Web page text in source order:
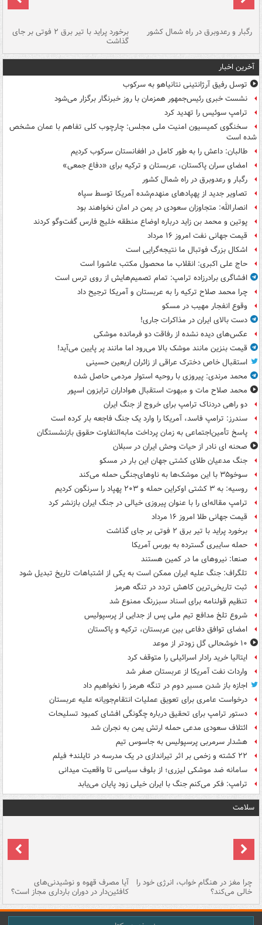
رگبار و رعدوبرق در راه شمال کشور برخورد پراید با تیر برق ۲ فوتی بر جای
گذاشت
آخرین اخبار
توسل رفیق آرژانتینی نتانیاهو به سرکوب
نشست خبری رئیس‌جمهور همزمان با روز خبرنگار برگزار می‌شود
ترامپ سوئیس را تهدید کرد
سخنگوی کمیسیون امنیت ملی مجلس: چارچوب کلی تفاهم با عمان مشخص
شده است
طالبان: داعش را به طور کامل در افغانستان سرکوب کردیم
امضای سران پاکستان، عربستان و ترکیه برای «دفاع جمعی»
رگبار و رعدوبرق در راه شمال کشور
تصاویر جدید از پهپادهای منهدم‌شده آمریکا توسط سپاه
انصارالله: متجاوزان سعودی در یمن در امان نخواهند بود
پوتین و محمد بن زاید درباره اوضاع منطقه خلیج فارس گفت‌وگو کردند
قیمت جهانی نفت امروز ۱۶ مرداد
اشکال بزرگ فوتبال ما نتیجه‌گرایی است
حاج علی اکبری: انقلاب ما محصول مکتب عاشورا است
افشاگری برادرزاده ترامپ: تمام تصمیم‌هایش از روی ترس است
چرا محمد صلاح ترکیه را به عربستان و آمریکا ترجیح داد
وقوع انفجار مهیب در مسکو
دست بالای ایران در مذاکرات جاری!
عکس‌های دیده نشده از رفاقت دو فرمانده‌ موشکی
قیمت بنزین مانند موشک بالا می‌رود اما مانند پر پایین می‌آید!
استقبال خاص دخترک عراقی از زائران اربعین حسینی
محمد مرندی: پیروزی با روحیه استوار مردمی حاصل شده
محمد صلاح مات و مبهوت استقبال هواداران ترابزون اسپور
دو راهی دردناک ترامپ برای خروج از جنگ ایران
سندرز: ترامپ فاسد، آمریکا را وارد یک جنگ فاجعه بار کرده است
پاسخ تأمین‌اجتماعی به زمان پرداخت مابه‌التفاوت حقوق بازنشستگان
صحنه ای نادر از حیات وحش ایران در سبلان
جنگ مدعیان طلای کشتی جهان این بار در مسکو
سوخو۳۵ با این موشک‌ها به ناوهای‌جنگی حمله می‌کند
روسیه: به ۳ کشتی اوکراین حمله و ۲۰۳ پهپاد را سرنگون کردیم
ترامپ مقاله‌ای را با عنوان پیروزی خیالی در جنگ ایران بازنشر کرد
قیمت جهانی طلا امروز ۱۶ مرداد
برخورد پراید با تیر برق ۲ فوتی بر جای گذاشت
حمله سایبری گسترده به بورس آمریکا
صنعا: نیروهای ما در کمین‌ هستند
تلگراف: جنگ علیه ایران ممکن است به یکی از اشتباهات تاریخ تبدیل شود
ثبت تاریخی‌ترین کاهش تردد در تنگه هرمز
تنظیم قولنامه برای اسناد سبزرنگ ممنوع شد
شروع تلخ مدافع تیم ملی پس از جدایی از پرسپولیس
امضای توافق دفاعی بین عربستان، ترکیه و پاکستان
۱۰ خوشحالی گل زودتر از موعد
ایتالیا خرید رادار اسرائیلی را متوقف کرد
واردات نفت آمریکا از عربستان صفر شد
اجازه باز شدن مسیر دوم در تنگه هرمز را نخواهیم داد
درخواست عامری برای تعویق عملیات انتقام‌جویانه علیه عربستان
دستور ترامپ برای تحقیق درباره چگونگی افشای کمبود تسلیحات
ائتلاف سعودی مدعی حمله ارتش یمن به نجران شد
هشدار سرمربی پرسپولیس به جاسوس تیم
۲۲ کشته و زخمی بر اثر تیراندازی در یک مدرسه در تایلند+ فیلم
سامانه ضد موشکی لیزری؛ از بلوف سیاسی تا واقعیت میدانی
ترامپ: فکر می‌کنم جنگ با ایران خیلی زود پایان می‌یابد
سلامت
چرا مغز در هنگام خواب، انرژی خود را
خالی می‌کند؟
آیا مصرف قهوه و نوشیدنی‌های
کافئین‌دار در دوران بارداری مجاز است؟